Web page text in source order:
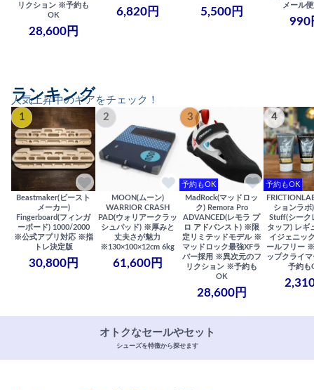
リクション ※予約も
OK
28,600円
6,820円 5,500円
メール
990
人気上昇中のギアをチェック！
ランキング
1
Beastmaker(ビースト
メーカー)
Fingerboard(フィンガ
ーボード) 1000/2000
※公式アプリ対応 ※指
トレ決定版
30,800円
2
MOON(ムーン)
WARRIOR CRASH
PAD(ウォリアークラッ
シュパッド) ※厚みと
丈夫さが魅力
※130×100×12cm 6kg
61,600円
3
予約もOK
MadRock(マッドロッ
ク) Remora Pro
ADVANCED(レモラ プ
ロ アドバンスト) ※限
定リミテッドモデル ※
マッドロック最強XFラ
バー採用 ※異次元のフ
リクション ※予約も
OK
28,600円
4
予約もOK
ションラボ
Stuff(シーク
タッフ) レギ
イジェニッ
ールフリー
ップクライ
予約も
オトクなセールやセット
シューズを特徴から探せます